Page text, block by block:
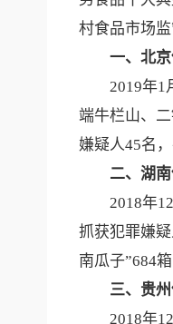
村食品市场
一、北京
2019年1月
端牛栏山、
嫌疑人45名
二、湖南
2018年12
抓获犯罪嫌
南瓜子”684
三、贵州
2018年12